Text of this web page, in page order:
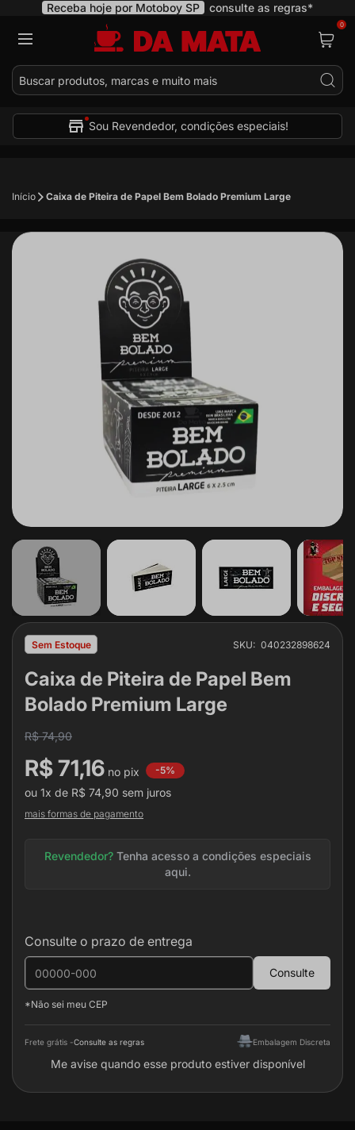
Receba hoje por Motoboy SP consulte as regras*
0
Sou Revendedor, condições especiais!
Início Caixa de Piteira de Papel Bem Bolado Premium Large
Sem Estoque SKU 040232898624
Caixa de Piteira de Papel Bem
Bolado Premium Large
R$ 74,90
R$ 71,16 -5%
ou 1x de R$ 74,90 sem juros
mais formas de pagamento
Revendedor?Tenha acesso a condições especiais
aqui.
Consulte o prazo de entrega
Consulte
*Não sei meu CEP
Frete grátis -Consulte as regras Embalagem Discreta
Me avise quando esse produto estiver disponível
Pular
para
Saltar
para
início
Galeria
imagens